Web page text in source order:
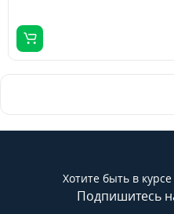
Хотите быть в
Подпишитесь